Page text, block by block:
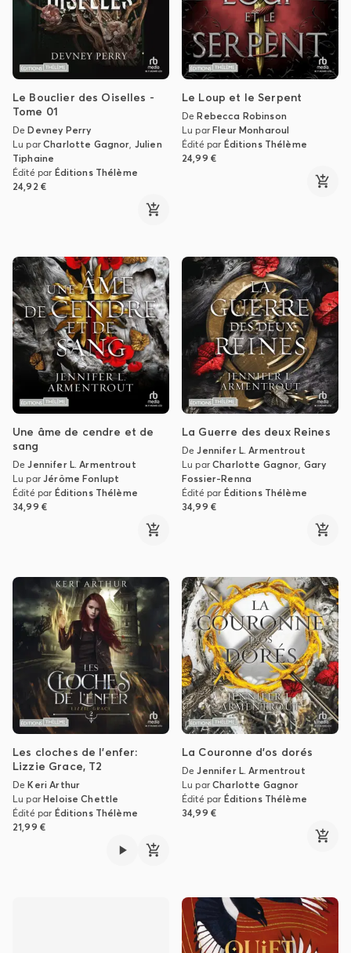
Le Bouclier des Oiselles -
Tome 01
DeDevney Perry
Lu parCharlotte Gagnor, Julien
Tiphaine
Édité par Éditions Thélème
24,92 €
Le Loup et le Serpent
DeRebecca Robinson
Lu parFleur Monharoul
Édité par Éditions Thélème
24,99 €
Une âme de cendre et de
sang
DeJennifer L. Armentrout
Lu parJérôme Fonlupt
Édité par Éditions Thélème
34,99 €
La Guerre des deux Reines
DeJennifer L. Armentrout
Lu parCharlotte Gagnor, Gary
Fossier-Renna
Édité par Éditions Thélème
34,99 €
Les cloches de l'enfer:
Lizzie Grace, T2
DeKeri Arthur
Lu parHeloise Chettle
Édité par Éditions Thélème
21,99 €
La Couronne d'os dorés
DeJennifer L. Armentrout
Lu parCharlotte Gagnor
Édité par Éditions Thélème
34,99 €